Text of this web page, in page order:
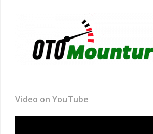
Video on YouTube